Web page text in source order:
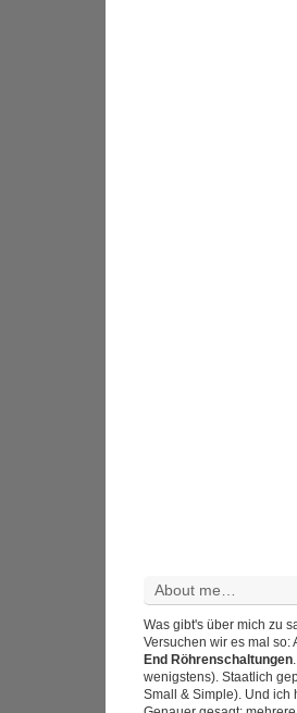
About me…
Was gibt's über mich zu
Versuchen wir es mal so:
End Röhrenschaltungen
wenigstens). Staatlich
Small & Simple). Und ich